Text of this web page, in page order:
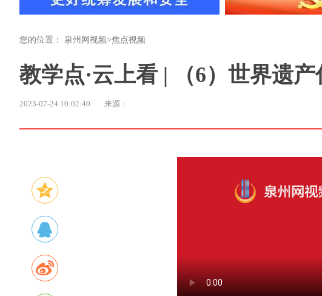
您的位置： 泉州网视频>焦点视频
教学点·云上看 | （6）世界遗
2023-07-24 10:02:40 来源：